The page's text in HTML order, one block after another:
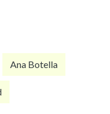
Ana Botella